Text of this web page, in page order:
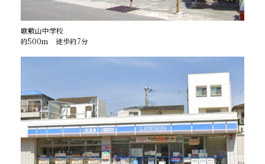
歌敷山中学校
約500ｍ 徒歩約7分